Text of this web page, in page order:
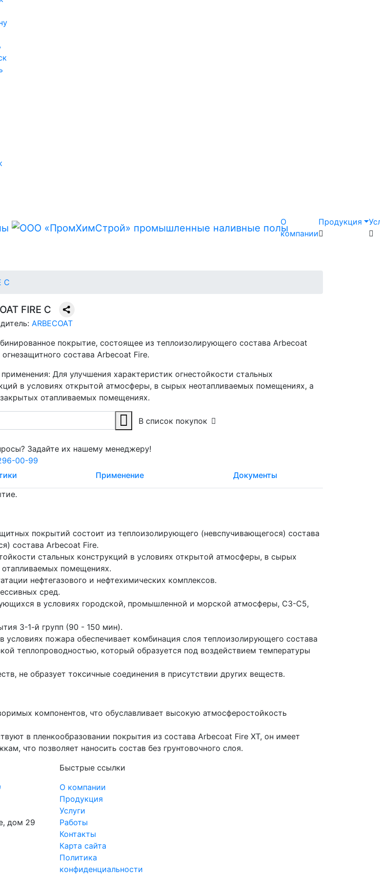
О
компании
Продукция
C
FIRE C
ARBECOAT
покрытие, состоящее из теплоизолирующего состава Arbecoat
огнезащитного состава Arbecoat Fire.
Для улучшения характеристик огнестойкости стальных
в условиях открытой атмосферы, в сырых неотапливаемых помещениях, а
отапливаемых помещениях.
В список покупок
Задайте их нашему менеджеру!
00-99
Применение
Документы
покрытий состоит из теплоизолирующего (невспучивающегося) состава
состава Arbecoat Fire.
стальных конструкций в условиях открытой атмосферы, в сырых
помещениях.
нефтегазового и нефтехимических комплексов.
сред.
в условиях городской, промышленной и морской атмосферы, С3-С5,
3-1-й групп (90 - 150 мин).
пожара обеспечивает комбинация слоя теплоизолирующего состава
теплопроводностью, который образуется под воздействием температуры
не образует токсичные соединения в присутствии других веществ.
компонентов, что обуславливает высокую атмосферостойкость
в пленкообразовании покрытия из состава Arbecoat Fire XT, он имеет
что позволяет наносить состав без грунтовочного слоя.
дом 29
Быстрые ссылки
О компании
Продукция
Услуги
Работы
Контакты
Карта сайта
Политика
конфиденциальности